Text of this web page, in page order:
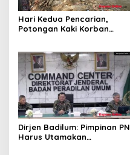
Hari Kedua Pencarian,
Potongan Kaki Korban
Dirjen Badilum: Pimpinan PN
Harus Utamakan